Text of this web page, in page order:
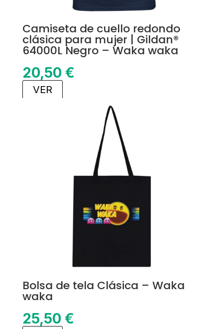
Camiseta de cuello redondo
clásica para mujer | Gildan®
64000L Negro – Waka waka
20,50 €
VER
Bolsa de tela Clásica – Waka
waka
25,50 €